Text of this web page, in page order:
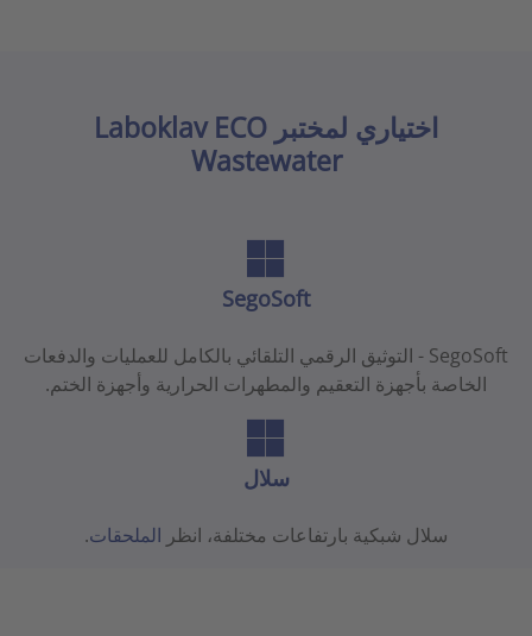
اختياري لمختبر Laboklav ECO
Wastewater
SegoSoft
SegoSoft - التوثيق الرقمي التلقائي بالكامل للعمليات والدفعات
الخاصة بأجهزة التعقيم والمطهرات الحرارية وأجهزة الختم.
سلال
سلال شبكية بارتفاعات مختلفة، انظر الملحقات.